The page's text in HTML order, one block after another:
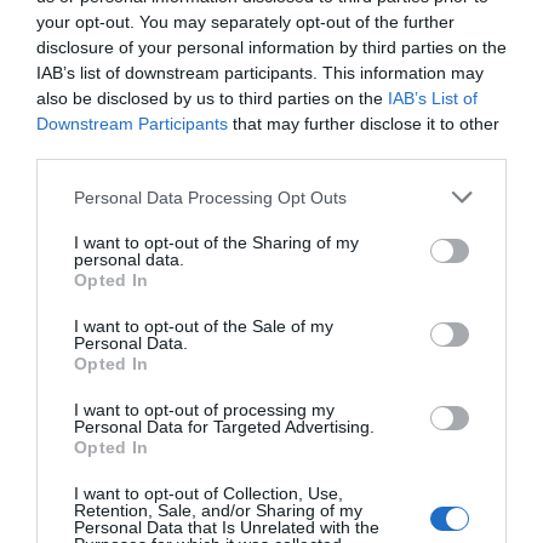
your opt-out. You may separately opt-out of the further
disclosure of your personal information by third parties on the
IAB’s list of downstream participants. This information may
also be disclosed by us to third parties on the IAB’s List of
Downstream Participants that may further disclose it to other
Personal Data Processing Opt Outs
I want to opt-out of the Sharing of my
personal data.
Opted In
I want to opt-out of the Sale of my
Personal Data.
Opted In
I want to opt-out of processing my
Personal Data for Targeted Advertising.
Opted In
I want to opt-out of Collection, Use,
Retention, Sale, and/or Sharing of my
Personal Data that Is Unrelated with the
són riques en vitamines, minerals i antioxidants i
el seu consum contribueix a mantenir una dieta
equilibrada. Tant la fruita de llavors com la fruita
de pinyol són grans aliades per completar un
cistell de la compra equilibrat.
comercials justes i des de fa anys està adherida al
Codi de Bones Pràctiques Mercantils en la
Contractació Alimentària. Aquest acord
voluntari, que va suposar un pas més en la
s’emmarca en laLlei de Mesures per Millorar el
Funcionament de la Cadena Alimentària
impulsat pel Ministeri d’Agricultura, Pesca i
Alimentació (MAPA) en col·laboració amb diferents